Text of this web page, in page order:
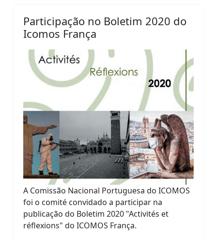
Participação no Boletim 2020 do
Icomos França
A Comissão Nacional Portuguesa do ICOMOS
foi o comité convidado a participar na
publicação do Boletim 2020 "Activités et
réflexions" do ICOMOS França.